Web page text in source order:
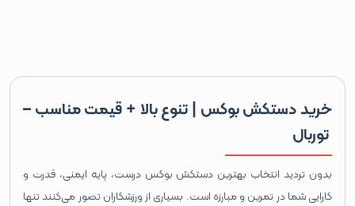
خرید دستکش بوکس | تنوع بالا + قیمت مناسب –
توربال
بدون تردید انتخاب بهترین دستکش بوکس درست، پایه‌ ایمنی، قدرت و
کارایی شما در تمرین و مبارزه است. بسیاری از ورزشکاران تصور می‌کنند تنها